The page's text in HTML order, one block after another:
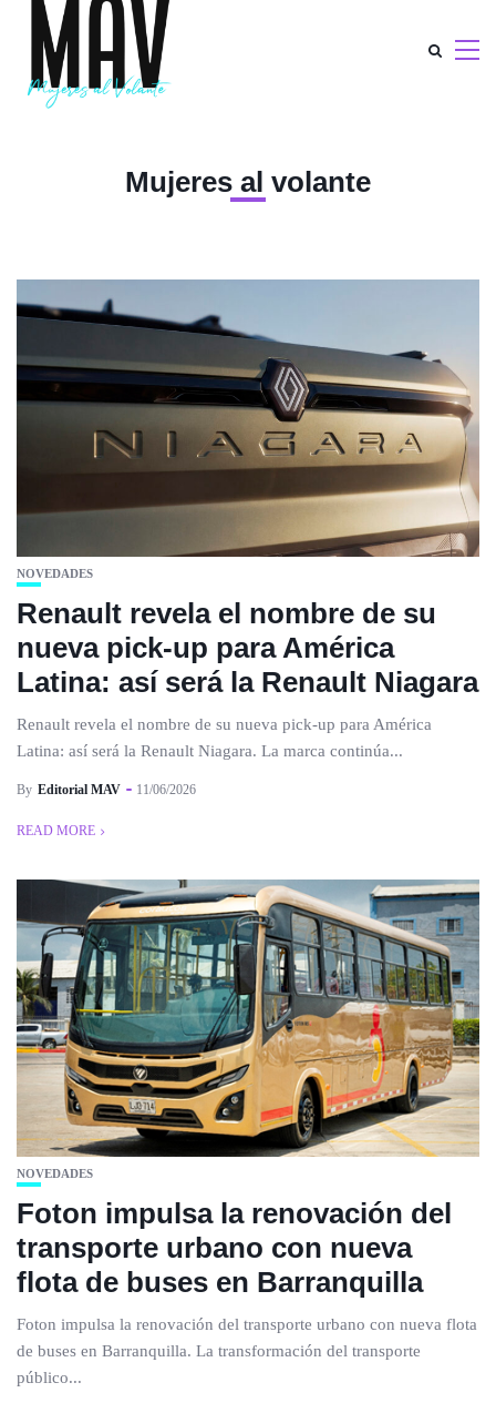
Mujeres al volante
NOVEDADES
Renault revela el nombre de su
nueva pick-up para América
Latina: así será la Renault Niagara
Renault revela el nombre de su nueva pick-up para América
Latina: así será la Renault Niagara. La marca continúa...
By Editorial MAV 11/06/2026
READ MORE
NOVEDADES
Foton impulsa la renovación del
transporte urbano con nueva
flota de buses en Barranquilla
Foton impulsa la renovación del transporte urbano con nueva flota
de buses en Barranquilla. La transformación del transporte
público...